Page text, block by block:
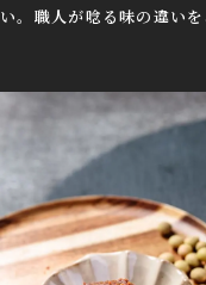
い。職人が唸る味の違い